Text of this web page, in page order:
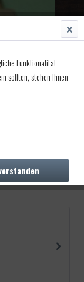
Funktionalität
sollten, stehen Ihnen